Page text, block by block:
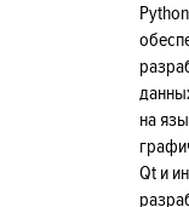
на
Qt и